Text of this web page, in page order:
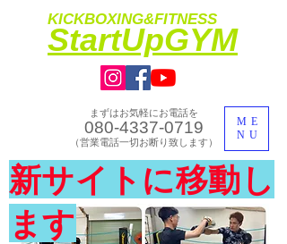
KICKBOXING&FITNESS
​StartUpGYM
ME
NU
まずはお気軽にお電話を
080-4337-0719
​（営業電話一切お断り致します）
​体験入会実施中
新サイトに移動し
ます